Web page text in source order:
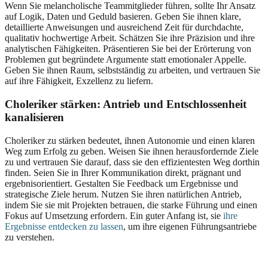
Wenn Sie melancholische Teammitglieder führen, sollte Ihr Ansatz
auf Logik, Daten und Geduld basieren. Geben Sie ihnen klare,
detaillierte Anweisungen und ausreichend Zeit für durchdachte,
qualitativ hochwertige Arbeit. Schätzen Sie ihre Präzision und ihre
analytischen Fähigkeiten. Präsentieren Sie bei der Erörterung von
Problemen gut begründete Argumente statt emotionaler Appelle.
Geben Sie ihnen Raum, selbstständig zu arbeiten, und vertrauen Sie
auf ihre Fähigkeit, Exzellenz zu liefern.
Choleriker stärken: Antrieb und Entschlossenheit
kanalisieren
Choleriker zu stärken bedeutet, ihnen Autonomie und einen klaren
Weg zum Erfolg zu geben. Weisen Sie ihnen herausfordernde Ziele
zu und vertrauen Sie darauf, dass sie den effizientesten Weg dorthin
finden. Seien Sie in Ihrer Kommunikation direkt, prägnant und
ergebnisorientiert. Gestalten Sie Feedback um Ergebnisse und
strategische Ziele herum. Nutzen Sie ihren natürlichen Antrieb,
indem Sie sie mit Projekten betrauen, die starke Führung und einen
Fokus auf Umsetzung erfordern. Ein guter Anfang ist, sie ihre
Ergebnisse entdecken zu lassen, um ihre eigenen Führungsantriebe
zu verstehen.